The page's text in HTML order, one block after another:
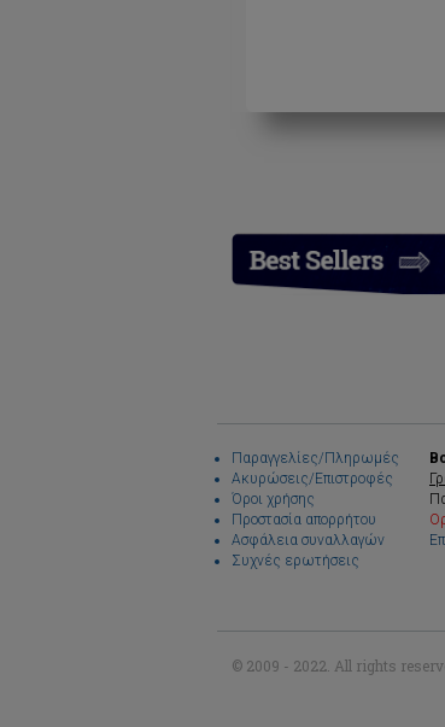
Παραγγελίες/Πληρωμές
Ακυρώσεις/Επιστροφές
Όροι χρήσης
Προστασία απορρήτου
Ασφάλεια συναλλαγών
Συχνές ερωτήσεις
© 2009 - 2022. All rights